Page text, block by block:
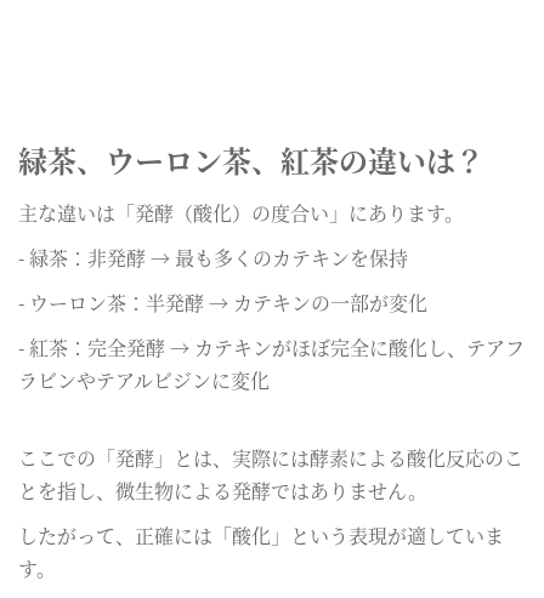
緑茶、ウーロン茶、紅茶の違いは？
主な違いは「発酵（酸化）の度合い」にあります。
- 緑茶：非発酵 → 最も多くのカテキンを保持
- ウーロン茶：半発酵 → カテキンの一部が変化
- 紅茶：完全発酵 → カテキンがほぼ完全に酸化し、テアフ
ラビンやテアルビジンに変化
ここでの「発酵」とは、実際には酵素による酸化反応のこ
とを指し、微生物による発酵ではありません。
したがって、正確には「酸化」という表現が適していま
す。